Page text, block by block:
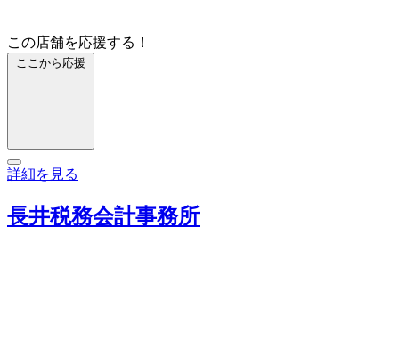
この店舗を応援する！
ここから応援
詳細を見る
長井税務会計事務所